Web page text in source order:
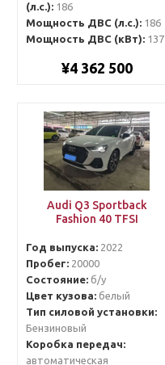
(л.с.):186
Мощность ДВС (л.с.):186
Мощность ДВС (кВт):137
¥4 362 500
Audi Q3 Sportback
Fashion 40 TFSI
Год выпуска:2022
Пробег:20000
Состояние:б/у
Цвет кузова:белый
Тип силовой установки:
Бензиновый
Коробка передач:
автоматическая